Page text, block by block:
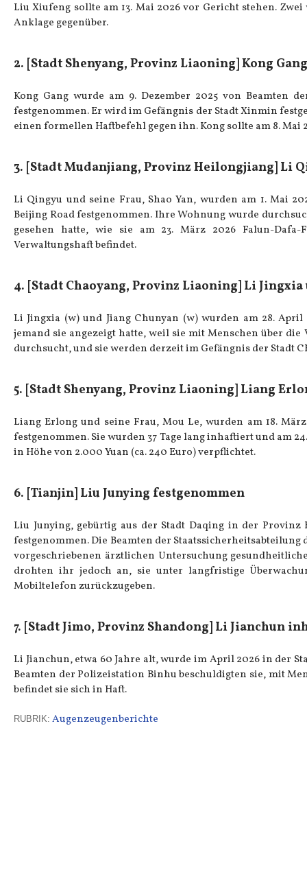
Liu Xiufeng sollte am 13. Mai 2026 vor Gericht stehen.
Anklage gegenüber.
2. [Stadt Shenyang, Provinz Liaoning] Kong
Kong Gang wurde am 9. Dezember 2025 von Beamten
festgenommen. Er wird im Gefängnis der Stadt Xinmin
einen formellen Haftbefehl gegen ihn. Kong sollte am 8.
3. [Stadt Mudanjiang, Provinz Heilongjiang] Li
Li Qingyu und seine Frau, Shao Yan, wurden am 1. Mai
Beijing Road festgenommen. Ihre Wohnung wurde
gesehen hatte, wie sie am 23. März 2026 Falun-
Verwaltungshaft befindet.
4. [Stadt Chaoyang, Provinz Liaoning] Li
Li Jingxia (w) und Jiang Chunyan (w) wurden am 28.
jemand sie angezeigt hatte, weil sie mit Menschen über
durchsucht, und sie werden derzeit im Gefängnis der Stadt
5. [Stadt Shenyang, Provinz Liaoning] Liang
Liang Erlong und seine Frau, Mou Le, wurden am 18.
festgenommen. Sie wurden 37 Tage lang inhaftiert und am
in Höhe von 2.000 Yuan (ca. 240 Euro) verpflichtet.
6. [Tianjin] Liu Junying festgenommen
Liu Junying, gebürtig aus der Stadt Daqing in der
festgenommen. Die Beamten der
vorgeschriebenen ärztlichen Untersuchung
drohten ihr jedoch an, sie unter langfristige
Mobiltelefon zurückzugeben.
7. [Stadt Jimo, Provinz Shandong] Li Jianchun
Li Jianchun, etwa 60 Jahre alt, wurde im April 2026 in der
Beamten der Polizeistation Binhu beschuldigten sie, mit
befindet sie sich in Haft.
RUBRIK: Augenzeugenberichte